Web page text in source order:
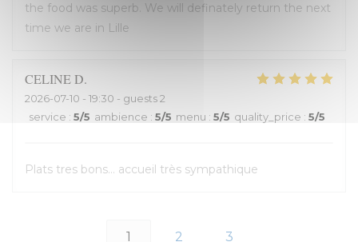
the food was superb. We will definately return the next
time we are in Lille
CELINED
2026-07-10 - 19:30 - guests 2
service : 5/5 ambience : 5/5 menu : 5/5 quality_price : 5/5
Plats tres bons... accueil très sympathique
1 2 3